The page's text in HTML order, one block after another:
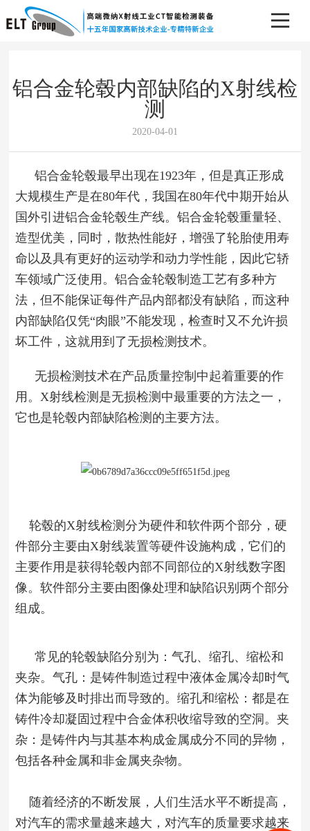
铝合金轮毂内部缺陷的X射线检
测
2020-04-01
铝合金轮毂最早出现在1923年，但是真正形成
大规模生产是在80年代，我国在80年代中期开始从
国外引进铝合金轮毂生产线。铝合金轮毂重量轻、
造型优美，同时，散热性能好，增强了轮胎使用寿
命以及具有更好的运动学和动力学性能，因此它轿
车领域广泛使用。铝合金轮毂制造工艺有多种方
法，但不能保证每件产品内部都没有缺陷，而这种
内部缺陷仅凭“肉眼”不能发现，检查时又不允许损
坏工件，这就用到了无损检测技术。
无损检测技术在产品质量控制中起着重要的作
用。X射线检测是无损检测中最重要的方法之一，
它也是轮毂内部缺陷检测的主要方法。
轮毂的X射线检测分为硬件和软件两个部分，硬
件部分主要由X射线装置等硬件设施构成，它们的
主要作用是获得轮毂内部不同部位的X射线数字图
像。软件部分主要由图像处理和缺陷识别两个部分
组成。
常见的轮毂缺陷分别为：气孔、缩孔、缩松和
夹杂。气孔：是铸件制造过程中液体金属冷却时气
体为能够及时排出而导致的。缩孔和缩松：都是在
铸件冷却凝固过程中合金体积收缩导致的空洞。夹
杂：是铸件内与其基本构成金属成分不同的异物，
包括各种金属和非金属夹杂物。
随着经济的不断发展，人们生活水平不断提高，
对汽车的需求量越来越大，对汽车的质量要求越来